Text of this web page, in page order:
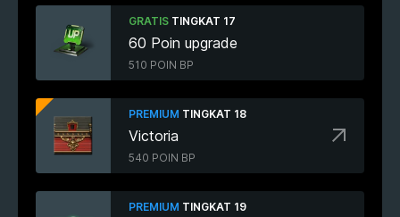
GRATIS TINGKAT 17
60 Poin upgrade
510 POIN BP
PREMIUM TINGKAT 18
Victoria
540 POIN BP
PREMIUM TINGKAT 19